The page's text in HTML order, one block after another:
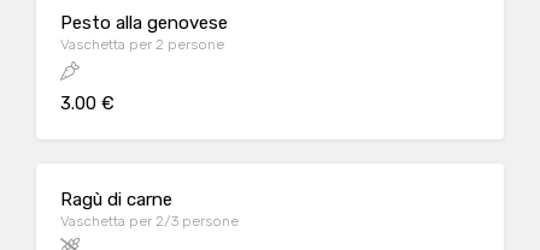
Pesto alla genovese
Vaschetta per 2 persone
3.00 €
Ragù di carne
Vaschetta per 2/3 persone